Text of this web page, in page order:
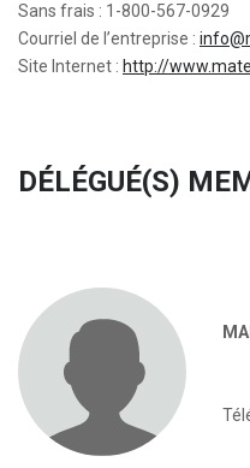
Sans frais : 1-800-567-0929
Courriel de l’entreprise :
Site Internet : http://
DÉLÉGUÉ(S)